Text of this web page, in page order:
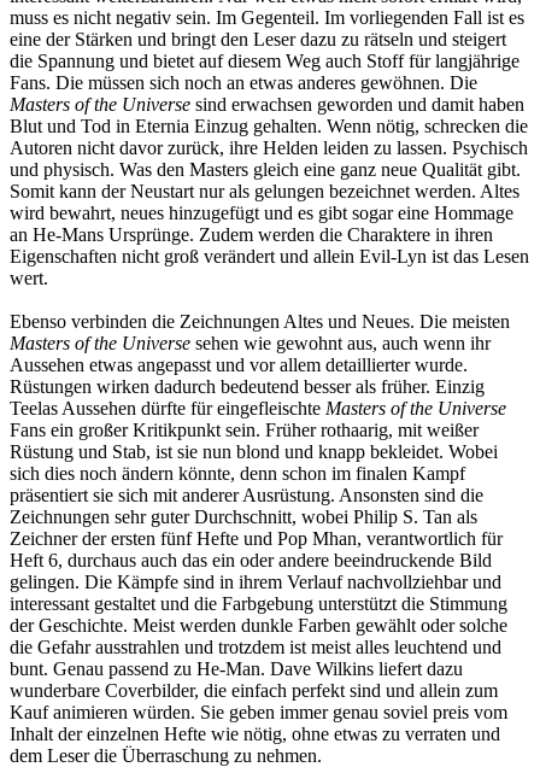
muss es nicht negativ sein. Im Gegenteil. Im vorliegenden Fall ist es
eine der Stärken und bringt den Leser dazu zu rätseln und steigert
die Spannung und bietet auf diesem Weg auch Stoff für langjährige
Fans. Die müssen sich noch an etwas anderes gewöhnen. Die
Masters of the Universe sind erwachsen geworden und damit haben
Blut und Tod in Eternia Einzug gehalten. Wenn nötig, schrecken die
Autoren nicht davor zurück, ihre Helden leiden zu lassen. Psychisch
und physisch. Was den Masters gleich eine ganz neue Qualität gibt.
Somit kann der Neustart nur als gelungen bezeichnet werden. Altes
wird bewahrt, neues hinzugefügt und es gibt sogar eine Hommage
an He-Mans Ursprünge. Zudem werden die Charaktere in ihren
Eigenschaften nicht groß verändert und allein Evil-Lyn ist das Lesen
wert.
Ebenso verbinden die Zeichnungen Altes und Neues. Die meisten
Masters of the Universe sehen wie gewohnt aus, auch wenn ihr
Aussehen etwas angepasst und vor allem detaillierter wurde.
Rüstungen wirken dadurch bedeutend besser als früher. Einzig
Teelas Aussehen dürfte für eingefleischte Masters of the Universe
Fans ein großer Kritikpunkt sein. Früher rothaarig, mit weißer
Rüstung und Stab, ist sie nun blond und knapp bekleidet. Wobei
sich dies noch ändern könnte, denn schon im finalen Kampf
präsentiert sie sich mit anderer Ausrüstung. Ansonsten sind die
Zeichnungen sehr guter Durchschnitt, wobei Philip S. Tan als
Zeichner der ersten fünf Hefte und Pop Mhan, verantwortlich für
Heft 6, durchaus auch das ein oder andere beeindruckende Bild
gelingen. Die Kämpfe sind in ihrem Verlauf nachvollziehbar und
interessant gestaltet und die Farbgebung unterstützt die Stimmung
der Geschichte. Meist werden dunkle Farben gewählt oder solche
die Gefahr ausstrahlen und trotzdem ist meist alles leuchtend und
bunt. Genau passend zu He-Man. Dave Wilkins liefert dazu
wunderbare Coverbilder, die einfach perfekt sind und allein zum
Kauf animieren würden. Sie geben immer genau soviel preis vom
Inhalt der einzelnen Hefte wie nötig, ohne etwas zu verraten und
dem Leser die Überraschung zu nehmen.